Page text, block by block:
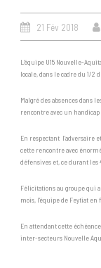
21 Fév 2018
L’équipe U15 Nouvelle-
locale, dans le cadre du 1/2
Malgré des absences dans
rencontre avec un handicap
En respectant l’adversaire
cette rencontre avec
défensives et, ce durant
Félicitations au groupe qui
mois, l’équipe de Feytiat
En attendant cette
inter-secteurs Nouvelle